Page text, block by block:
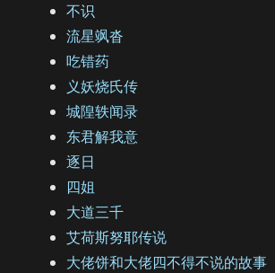
不识
流星飒沓
吃错药
义妖烧氏传
城隍轶闻录
东君解我意
逐日
四姐
大道三千
艾荷斯努耶传说
大佬饼和大佬四不得不说的故事